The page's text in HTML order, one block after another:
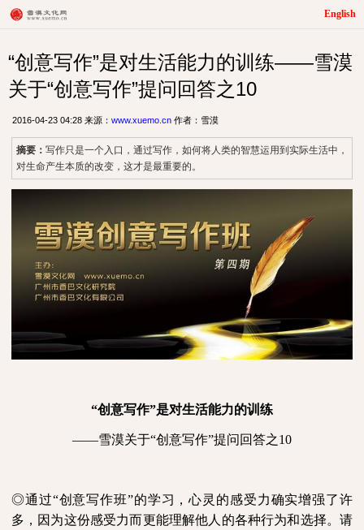
English
“创意写作”是对生活能力的训练——雪漠
关于“创意写作”提问回答之10
2016-04-23 04:28 来源： www.xuemo.cn 作者：雪漠
摘要： 写作只是一个入口，通过写作，如何将人类的智慧运用到实际生活中，
对生命产生本质的改变，这才是最重要的。
“创意写作”是对生活能力的训练
——雪漠关于“创意写作”提问回答之10
◎通过“创意写作班”的学习，心灵的感受力确实增强了许
多，因为这份感受力而更能理解他人的各种行为和选择。请